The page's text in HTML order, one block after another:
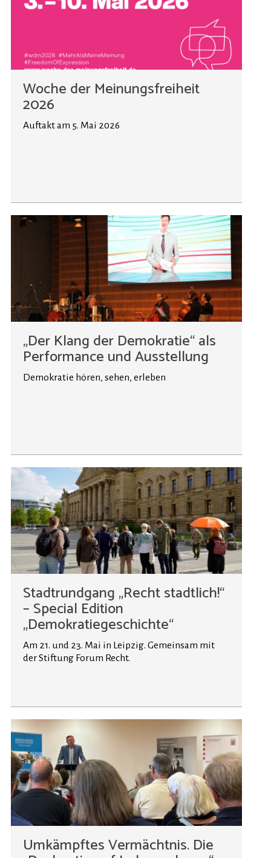
Woche der Meinungsfreiheit
2026
Auftakt am 5. Mai 2026
„Der Klang der Demokratie“ als
Performance und Ausstellung
Demokratie hören, sehen, erleben
Stadtrundgang „Recht stadtlich!“
– Special Edition
„Demokratiegeschichte“
Am 21. und 23. Mai in Leipzig. Gemeinsam mit
der Stiftung Forum Recht.
Umkämpftes Vermächtnis. Die